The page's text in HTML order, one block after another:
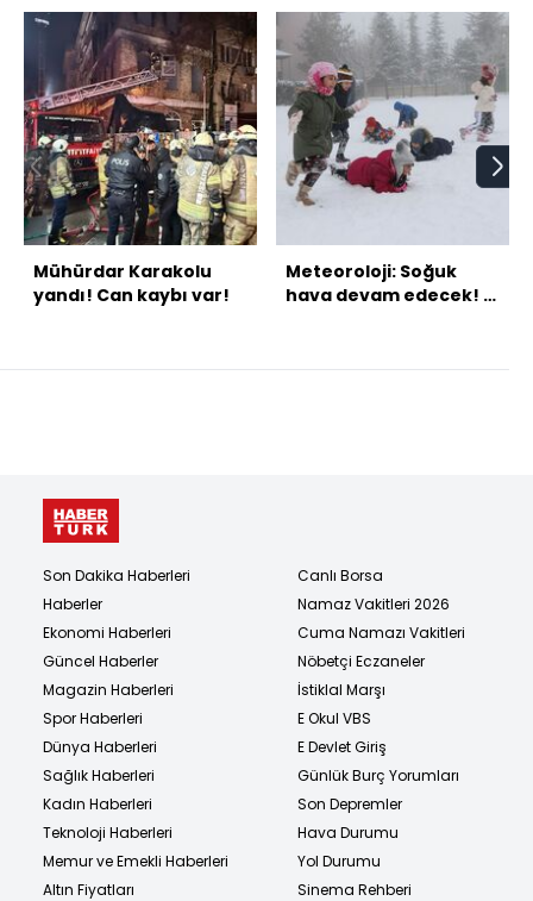
Mühürdar Karakolu
yandı! Can kaybı var!
Meteoroloji: Soğuk
hava devam edecek! 4
Son Dakika Haberleri
Haberler
Ekonomi Haberleri
Güncel Haberler
Magazin Haberleri
Spor Haberleri
Dünya Haberleri
Sağlık Haberleri
Kadın Haberleri
Teknoloji Haberleri
Memur ve Emekli Haberleri
Altın Fiyatları
Canlı Borsa
Namaz Vakitleri 2026
Cuma Namazı Vakitleri
Nöbetçi Eczaneler
İstiklal Marşı
E Okul VBS
E Devlet Giriş
Günlük Burç Yorumları
Son Depremler
Hava Durumu
Yol Durumu
Sinema Rehberi